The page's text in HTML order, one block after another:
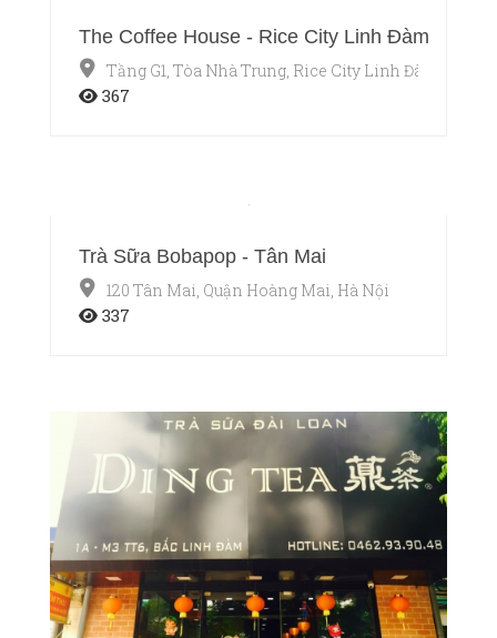
The Coffee House - Rice City Linh Đàm
Tầng G1, Tòa Nhà Trung, Rice City Linh Đàm, Quận
367
Trà Sữa Bobapop - Tân Mai
120 Tân Mai, Quận Hoàng Mai, Hà Nội
337